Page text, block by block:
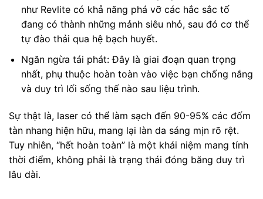
như Revlite có khả năng phá vỡ các hắc sắc tố
đang có thành những mảnh siêu nhỏ, sau đó cơ thể
tự đào thải qua hệ bạch huyết.
Ngăn ngừa tái phát: Đây là giai đoạn quan trọng
nhất, phụ thuộc hoàn toàn vào việc bạn chống nắng
và duy trì lối sống thế nào sau liệu trình.
Sự thật là, laser có thể làm sạch đến 90-95% các đốm
tàn nhang hiện hữu, mang lại làn da sáng mịn rõ rệt.
Tuy nhiên, “hết hoàn toàn” là một khái niệm mang tính
thời điểm, không phải là trạng thái đóng băng duy trì
lâu dài.